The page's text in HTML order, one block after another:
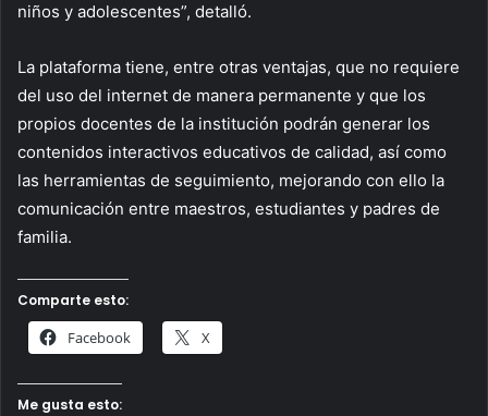
niños y adolescentes”, detalló.
La plataforma tiene, entre otras ventajas, que no requiere
del uso del internet de manera permanente y que los
propios docentes de la institución podrán generar los
contenidos interactivos educativos de calidad, así como
las herramientas de seguimiento, mejorando con ello la
comunicación entre maestros, estudiantes y padres de
familia.
Comparte esto:
Facebook X
Me gusta esto: